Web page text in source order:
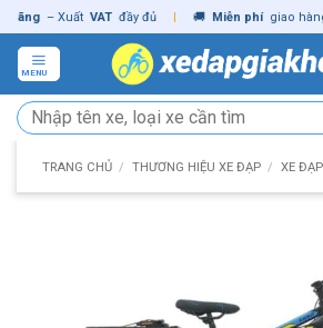
Skip
to
content
– Xuất VAT đầy đủ | 🚚 Miễn phí giao hàng -
MENU
Tìm
kiếm:
TRANG CHỦ / THƯƠNG HIỆU XE ĐẠP / XE